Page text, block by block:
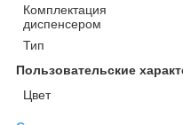
Комплектация
диспенсером
Тип
Пользовательские
Цвет